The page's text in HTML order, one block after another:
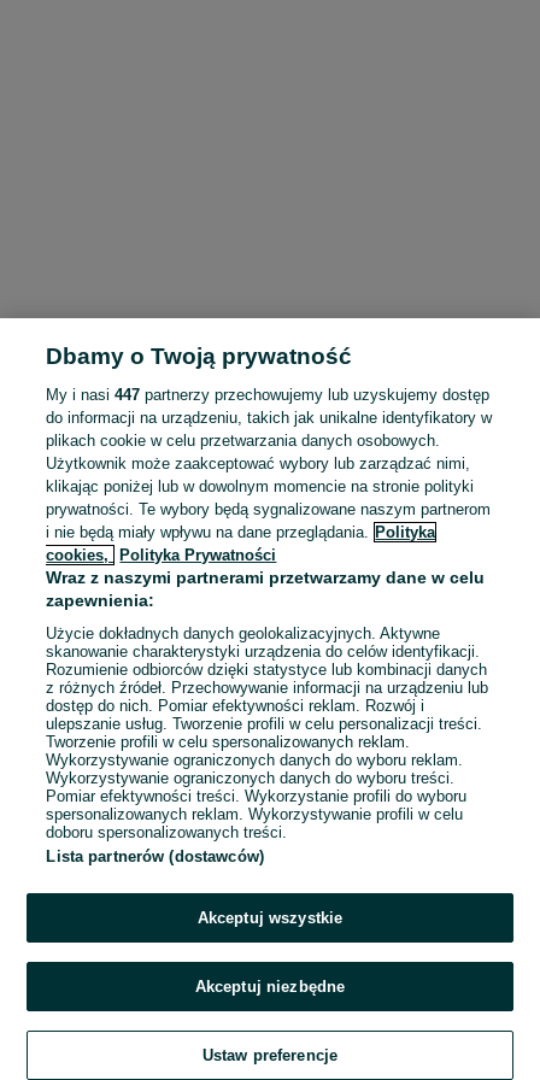
To ogłoszenie nie jest już dostępne
Przejdź na stronę główną
Dbamy o Twoją prywatność
My i nasi447 partnerzy przechowujemy lub uzyskujemy dostęp
do informacji na urządzeniu, takich jak unikalne identyfikatory w
plikach cookie w celu przetwarzania danych osobowych.
Użytkownik może zaakceptować wybory lub zarządzać nimi,
klikając poniżej lub w dowolnym momencie na stronie polityki
prywatności. Te wybory będą sygnalizowane naszym partnerom
i nie będą miały wpływu na dane przeglądania. Polityka
cookies,
Polityka Prywatności
Wraz z naszymi partnerami przetwarzamy dane w celu
zapewnienia:
Użycie dokładnych danych geolokalizacyjnych. Aktywne
skanowanie charakterystyki urządzenia do celów identyfikacji.
Rozumienie odbiorców dzięki statystyce lub kombinacji danych
z różnych źródeł. Przechowywanie informacji na urządzeniu lub
dostęp do nich. Pomiar efektywności reklam. Rozwój i
ulepszanie usług. Tworzenie profili w celu personalizacji treści.
Tworzenie profili w celu spersonalizowanych reklam.
Wykorzystywanie ograniczonych danych do wyboru reklam.
Wykorzystywanie ograniczonych danych do wyboru treści.
Pomiar efektywności treści. Wykorzystanie profili do wyboru
spersonalizowanych reklam. Wykorzystywanie profili w celu
doboru spersonalizowanych treści.
Lista partnerów (dostawców)
Akceptuj wszystkie
Akceptuj niezbędne
Ustaw preferencje